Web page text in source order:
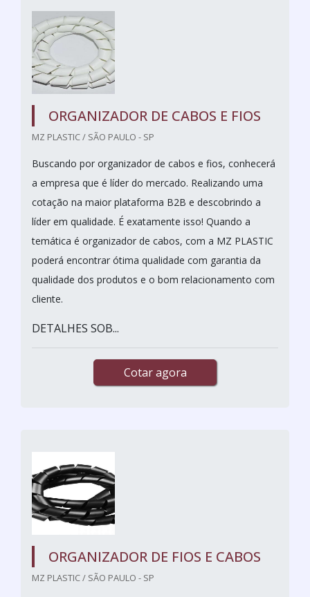
ORGANIZADOR DE CABOS E FIOS
MZ PLASTIC / SÃO PAULO - SP
Buscando por organizador de cabos e fios, conhecerá
a empresa que é líder do mercado. Realizando uma
cotação na maior plataforma B2B e descobrindo a
líder em qualidade. É exatamente isso! Quando a
temática é organizador de cabos, com a MZ PLASTIC
poderá encontrar ótima qualidade com garantia da
qualidade dos produtos e o bom relacionamento com
cliente.
DETALHES SOB...
Cotar agora
ORGANIZADOR DE FIOS E CABOS
MZ PLASTIC / SÃO PAULO - SP